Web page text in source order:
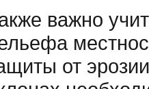
важно
от